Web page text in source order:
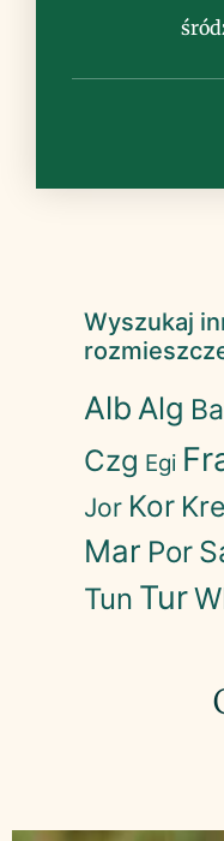
Wyszukaj
Alb Alg
Czg Egi
Jor Kor Kre
Mar Por
Tun Tur